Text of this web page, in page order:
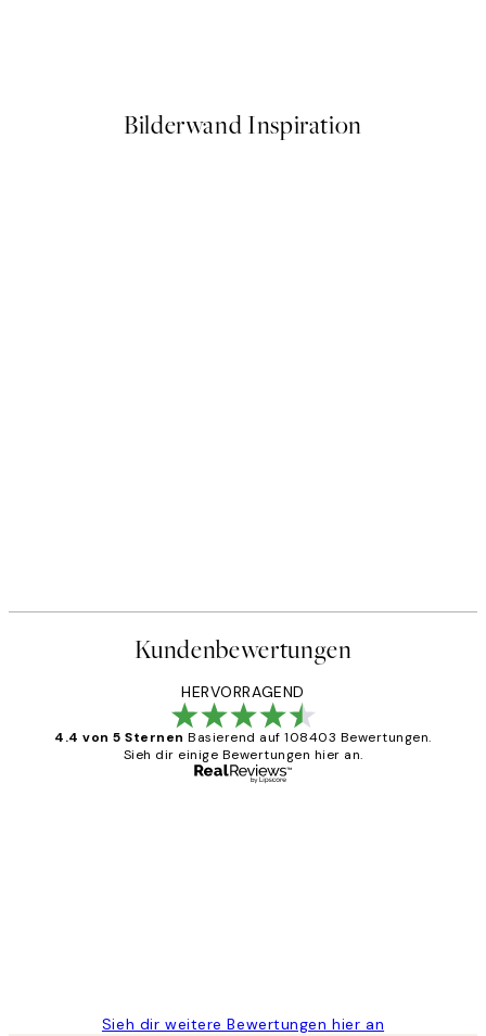
Bilderwand Inspiration
Kundenbewertungen
HERVORRAGEND
4.4 von 5 Sternen Basierend auf 108403 Bewertungen.
Sieh dir einige Bewertungen hier an.
Sieh dir weitere Bewertungen hier an